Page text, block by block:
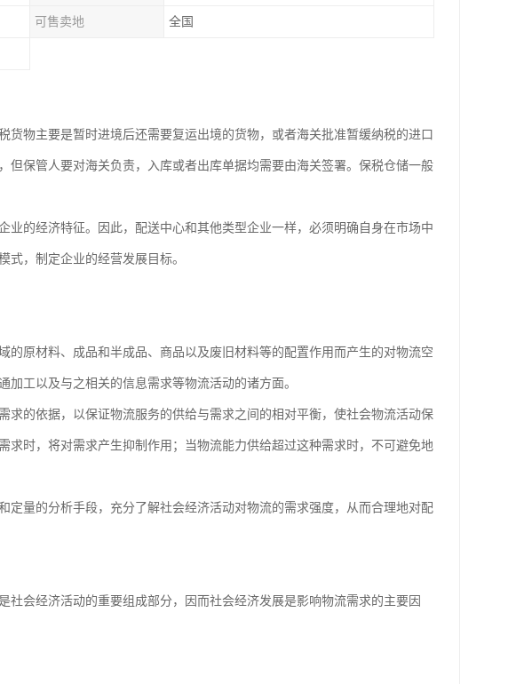
可售卖地 全国
物主要是暂时进境后还需要复运出境的货物，或者海关批准暂缓纳税的进口
保管人要对海关负责，入库或者出库单据均需要由海关签署。保税仓储一般
的经济特征。因此，配送中心和其他类型企业一样，必须明确自身在市场中
式，制定企业的经营发展目标。
原材料、成品和半成品、商品以及废旧材料等的配置作用而产生的对物流空
加工以及与之相关的信息需求等物流活动的诸方面。
的依据，以保证物流服务的供给与需求之间的相对平衡，使社会物流活动保
时，将对需求产生抑制作用；当物流能力供给超过这种需求时，不可避免地
量的分析手段，充分了解社会经济活动对物流的需求强度，从而合理地对配
会经济活动的重要组成部分，因而社会经济发展是影响物流需求的主要因